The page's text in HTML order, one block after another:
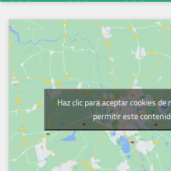
Haz clic para aceptar cookies de
permitir este